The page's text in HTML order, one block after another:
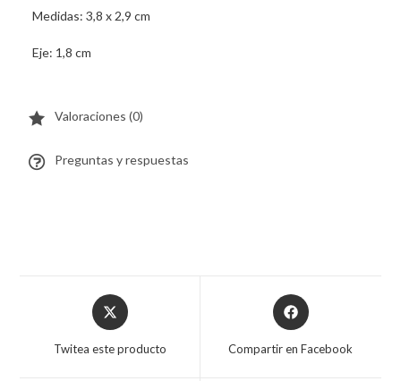
Medidas: 3,8 x 2,9 cm
Eje: 1,8 cm
Valoraciones (0)
Preguntas y respuestas
Twitea este producto Compartir en Facebook